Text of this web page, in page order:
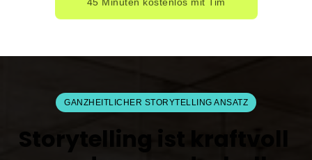
45 Minuten kostenlos mit Tim
GANZHEITLICHER STORYTELLING ANSATZ
Storytelling ist kraftvoll